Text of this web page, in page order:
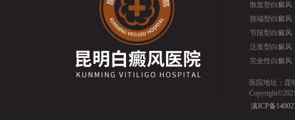
散发型白癜风
肢端型白癜风
节段型白癜风
泛发型白癜风
完全性白癜风
医院地址：昆
滇ICP备